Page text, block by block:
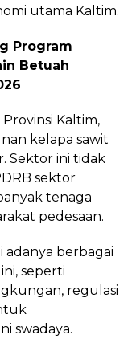
utama Kaltim.
Program
Betuah
Kaltim,
kelapa sawit
Sektor ini tidak
sektor
tenaga
pedesaan.
adanya berbagai
seperti
regulasi
swadaya.